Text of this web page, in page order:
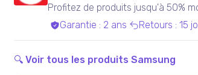
Profitez de produits jusqu'à 50%
experts qualifiés, dans nos
Garantie : 2 ans Retours : 15
🔍 Voir tous les produits Samsung